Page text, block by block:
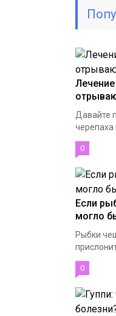
Давайте
черепаха
0
Если
могло
Рыбки
0